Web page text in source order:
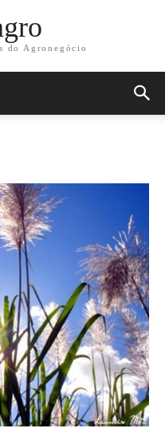
do Agronegócio